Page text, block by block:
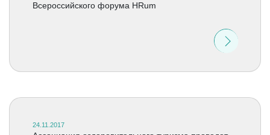
Всероссийского форума HRum
24.11.2017